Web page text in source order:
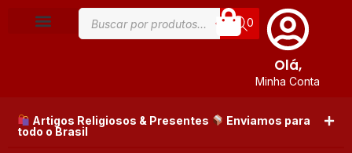
Olá,
Minha Conta
0
Artigos Religiosos & Presentes
Enviamos para
todo o Brasil